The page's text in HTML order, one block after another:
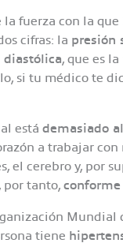
la fuerza con la
cifras: la presión
diastólica, que es
si tu médico te
está demasiado
a trabajar
el cerebro y, por
por tanto,
tiene